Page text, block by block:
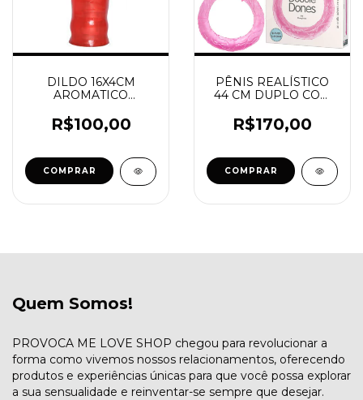
DILDO 16X4CM
AROMATICO
R$100,00
COMPRAR
PÊNIS REALÍSTICO
44 CM DUPLO COM
DOUBLE DONG
R$170,00
Quem Somos!
PROVOCA ME LOVE SHOP chegou para revolucionar a
forma como vivemos nossos relacionamentos, oferecendo
produtos e experiências únicas para que você possa explorar
a sua sensualidade e reinventar-se sempre que desejar.